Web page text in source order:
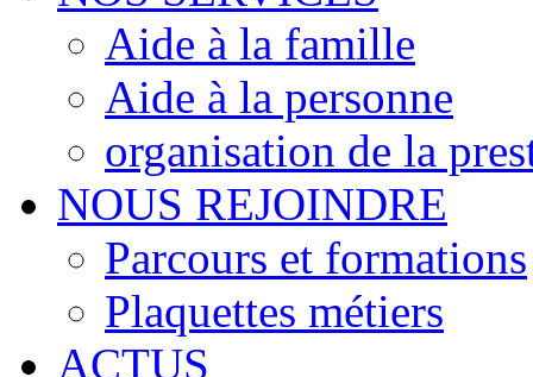
Aide à la famille
Aide à la personne
organisation de la
NOUS REJOINDRE
Parcours et formations
Plaquettes métiers
ACTUS